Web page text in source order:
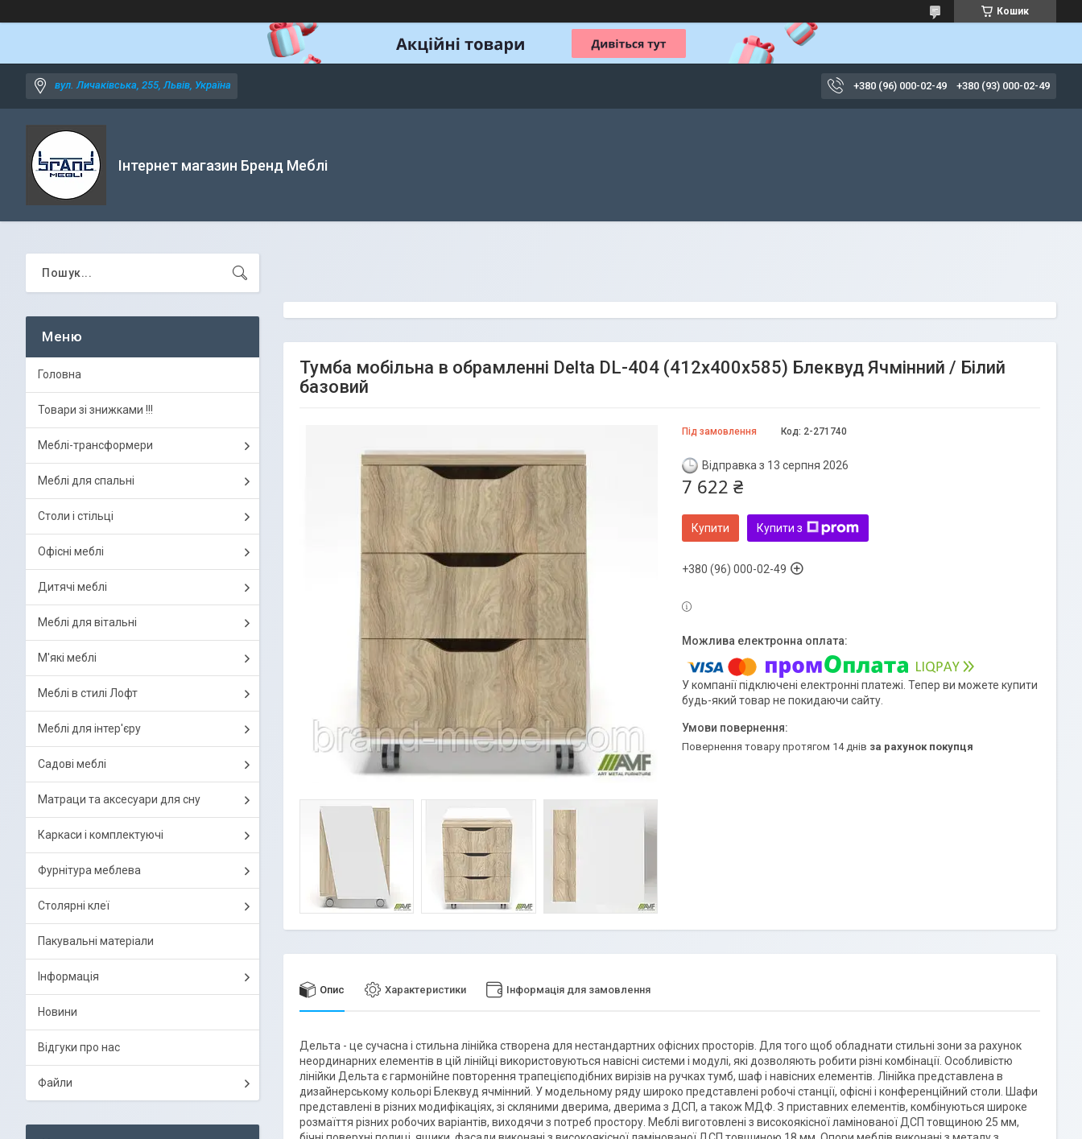
Кошик
вул. Личаківська, 255, Львів, Україна +380 (96) 000-02-49 +380 (93) 000-02-49
Інтернет магазин Бренд Меблі
Тумба мобільна в обрамленні Delta DL-404 (412х400х585) Блеквуд Ячмінний / Білий
базовий
Під замовлення Код: 2-271740
Відправка з 13 серпня 2026
7 622 ₴
Купити Купити з
+380 (96) 000-02-49
У компанії підключені електронні платежі. Тепер ви можете купити
будь-який товар не покидаючи сайту.
повернення товару протягом 14 днів за рахунок покупця
Опис Характеристики Інформація для замовлення
Дельта - це сучасна і стильна лінійка створена для нестандартних офісних просторів. Для того щоб обладнати стильні зони за рахунок
неординарних елементів в цій лінійці використовуються навісні системи і модулі, які дозволяють робити різні комбінації. Особливістю
лінійки Дельта є гармонійне повторення трапецієподібних вирізів на ручках тумб, шаф і навісних елементів. Лінійка представлена в
дизайнерському кольорі Блеквуд ячмінний. У модельному ряду широко представлені робочі станції, офісні і конференційний столи. Шафи
представлені в різних модифікаціях, зі скляними дверима, дверима з ДСП, а також МДФ. З приставних елементів, комбінуються широке
розмаїття різних робочих варіантів, виходячи з потреб простору. Меблі виготовлені з високоякісної ламінованої ДСП товщиною 25 мм,
Головна
Товари зі знижками !!!
Меблі-трансформери
Меблі для спальні
Столи і стільці
Офісні меблі
Дитячі меблі
Меблі для вітальні
М'які меблі
Меблі в стилі Лофт
Меблі для інтер'єру
Садові меблі
Матраци та аксесуари для сну
Каркаси і комплектуючі
Фурнітура меблева
Столярні клеї
Пакувальні матеріали
Інформація
Новини
Відгуки про нас
Файли